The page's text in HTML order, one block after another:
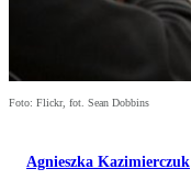
Foto: Flickr, fot. Sean Dobbins
Agnieszka Kazimierczuk